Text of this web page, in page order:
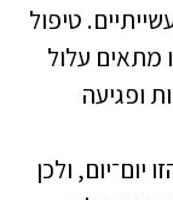
טיפול
מתאים עלול
ופגיעה
יום־יום, ולכן